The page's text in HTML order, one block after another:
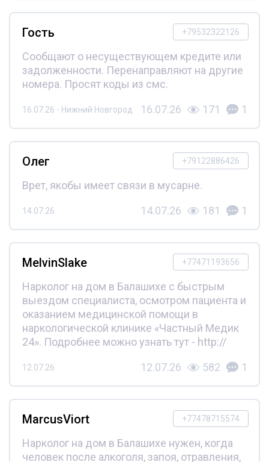
+79532322126
Гость
Сообщают о несуществующем кредите или
задолженности. Перенаправляют на другие
номера. Просят коды из смс.
16.07.26 - Нижний Новгород 16.07.26 171 1
+79122886426
Олег
Врет, якобы имеет связи в мусарне.
14.07.26 14.07.26 181 1
+77471193656
MelvinSlake
Нарколог на дом в Балашихе с быстрым
выездом специалиста, осмотром пациента и
оказанием медицинской помощи в
наркологической клинике «Частный Медик
24». Подробнее можно узнать тут - http://
12.07.26 12.07.26 582 1
+77478715574
MarcusViort
Нарколог на дом в Балашихе нужен, когда
человек после алкоголя, запоя, отравления,